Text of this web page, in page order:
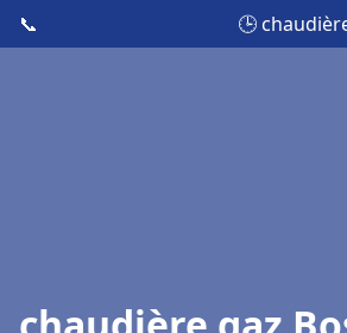
📞 🕒